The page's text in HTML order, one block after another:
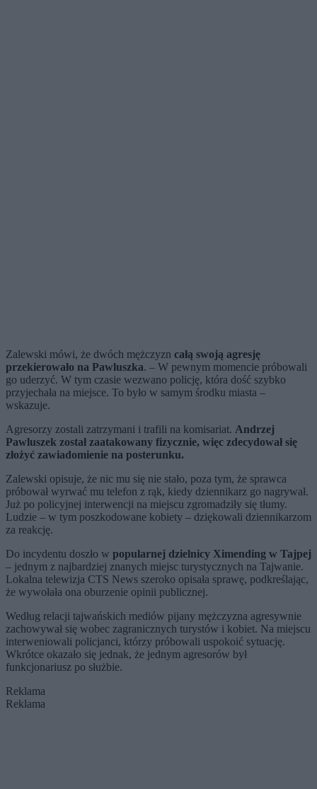
Zalewski mówi, że dwóch mężczyzn całą swoją agresję
przekierowało na Pawluszka. – W pewnym momencie próbowali
go uderzyć. W tym czasie wezwano policję, która dość szybko
przyjechała na miejsce. To było w samym środku miasta –
wskazuje.
Agresorzy zostali zatrzymani i trafili na komisariat. Andrzej
Pawluszek został zaatakowany fizycznie, więc zdecydował się
złożyć zawiadomienie na posterunku.
Zalewski opisuje, że nic mu się nie stało, poza tym, że sprawca
próbował wyrwać mu telefon z rąk, kiedy dziennikarz go nagrywał.
Już po policyjnej interwencji na miejscu zgromadziły się tłumy.
Ludzie – w tym poszkodowane kobiety – dziękowali dziennikarzom
za reakcję.
Do incydentu doszło w popularnej dzielnicy Ximending w Tajpej
– jednym z najbardziej znanych miejsc turystycznych na Tajwanie.
Lokalna telewizja CTS News szeroko opisała sprawę, podkreślając,
że wywołała ona oburzenie opinii publicznej.
Według relacji tajwańskich mediów pijany mężczyzna agresywnie
zachowywał się wobec zagranicznych turystów i kobiet. Na miejscu
interweniowali policjanci, którzy próbowali uspokoić sytuację.
Wkrótce okazało się jednak, że jednym agresorów był
funkcjonariusz po służbie.
Reklama
Reklama